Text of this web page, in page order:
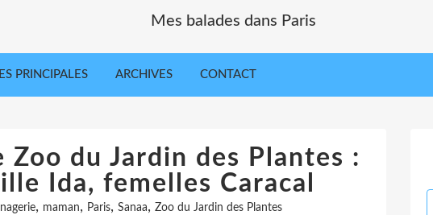
Mes balades dans Paris
PRINCIPALES ARCHIVES CONTACT
Zoo du Jardin des Plantes :
Ida, femelles Caracal
, maman, Paris, Sanaa, Zoo du Jardin des Plantes